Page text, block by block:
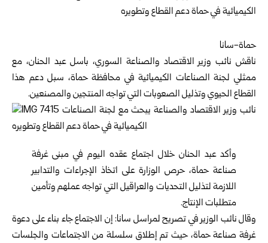
حماة-سانا
ناقش نائب وزير الاقتصاد والصناعة السوري، باسل عبد الحنان، مع
ممثلي لجنة الصناعات الكيميائية في محافظةحماة، سبل دعم هذا
القطاع الحيوي وتذليل الصعوبات التي تواجه المنتجين والمصنعين.
وأكد عبد الحنان خلال اجتماع عقده اليوم في مبنى غرفة
صناعة حماة، حرص الوزارة على اتخاذ الإجراءات والتدابير
اللازمة لتذليل التحديات والعراقيل التي تواجه عملهم وتأمين
متطلبات الإنتاج.
وقال نائب الوزير في تصريح لمراسل سانا: إن الاجتماع جاء بناء على دعوة
غرفة صناعة حماة، حيث تم إطلاق سلسلة من الاجتماعات والجلسات